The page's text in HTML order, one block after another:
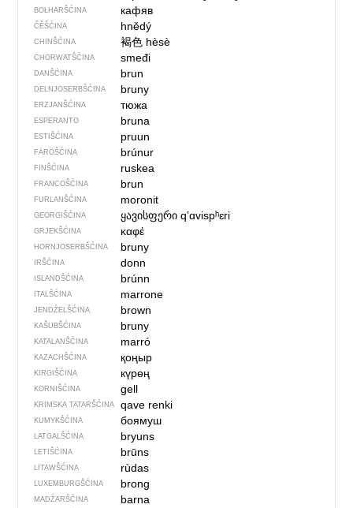
BOŁHARŠĆINA кафяв
ČĚŠĆINA hnědý
CHINŠĆINA 褐色 hèsè
CHORWATŠĆINA smeđi
DANŠĆINA brun
DELNJOSERBŠĆINA bruny
ERZJANŠĆINA тюжа
ESPERANTO bruna
ESTIŠĆINA pruun
FÄRÖŠĆINA brúnur
FINŠĆINA ruskea
FRANCOŠĆINA brun
FURLANŠĆINA moronit
GEORGIŠĆINA ყავისფერიqʼɑvispʰɛri
GRJEKŠĆINA καφέ
HORNJOSERBŠĆINA bruny
IRŠĆINA donn
ISLANDŠĆINA brúnn
ITALŠĆINA marrone
JENDŹELŠĆINA brown
KAŠUBŠĆINA bruny
KATALANŠĆINA marró
KAZACHŠĆINA қоңыр
KIRGIŠĆINA күрөң
KORNIŠĆINA gell
KRIMSKA TATARŠĆINA qave renki
KUMYKŠĆINA боямуш
LATGALŠĆINA bryuns
LETIŠĆINA brūns
LITAWŠĆINA rùdas
LUXEMBURGŠĆINA brong
MADŹARŠĆINA barna